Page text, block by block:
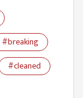
#breaking
#cleaned